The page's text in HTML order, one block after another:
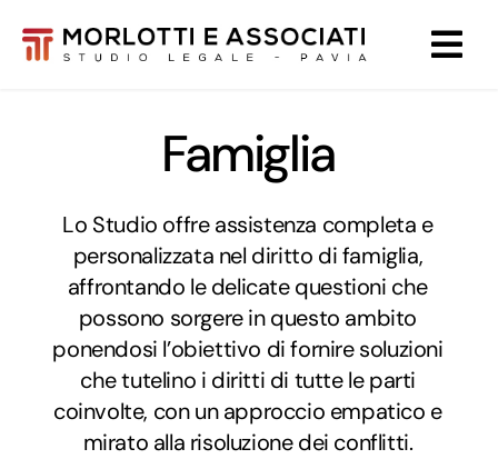
Famiglia
Lo Studio offre assistenza completa e
personalizzata nel diritto di famiglia,
affrontando le delicate questioni che
possono sorgere in questo ambito
ponendosi l’obiettivo di fornire soluzioni
che tutelino i diritti di tutte le parti
coinvolte, con un approccio empatico e
mirato alla risoluzione dei conflitti.